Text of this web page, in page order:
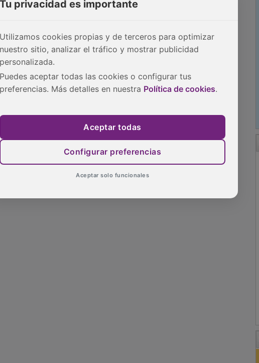
Tu privacidad es importante
Utilizamos cookies propias y de terceros para optimizar
nuestro sitio, analizar el tráfico y mostrar publicidad
personalizada.
Puedes aceptar todas las cookies o configurar tus
preferencias. Más detalles en nuestra Política de cookies.
Aceptar todas
Configurar preferencias
Aceptar solo funcionales